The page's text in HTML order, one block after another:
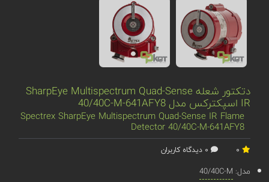
دتکتور شعله SharpEye Multispectrum Quad-Sense
IR اسپکترکس مدل 40/40C-M-641AFY8
Spectrex SharpEye Multispectrum Quad-Sense IR Flame
Detector 40/40C-M-641AFY8
مدل: 40/40C-M